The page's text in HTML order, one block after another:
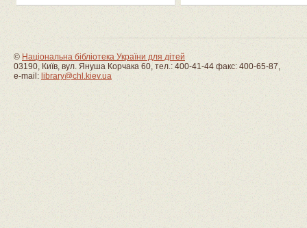
© Національна бібліотека України для дітей
03190, Київ, вул. Януша Корчака 60, тел.: 400-41-44 факс: 400-65-87,
e-mail: library@chl.kiev.ua